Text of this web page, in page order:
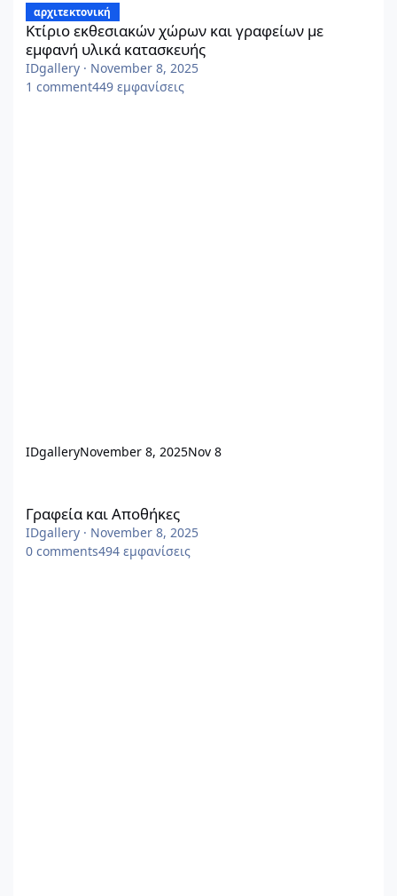
αρχιτεκτονική
Κτίριο εκθεσιακών χώρων και γραφείων με
εμφανή υλικά κατασκευής
IDgallery · November 8, 2025
1 comment449 εμφανίσεις
IDgalleryNovember 8, 2025Nov 8
Γραφεία και Αποθήκες
IDgallery · November 8, 2025
0 comments494 εμφανίσεις